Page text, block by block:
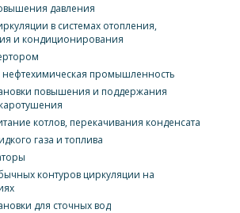
давления
в системах отопления,
и кондиционирования
нефтехимическая промышленность
повышения и поддержания
котлов, перекачивания конденсата
газа и топлива
контуров циркуляции на
для сточных вод